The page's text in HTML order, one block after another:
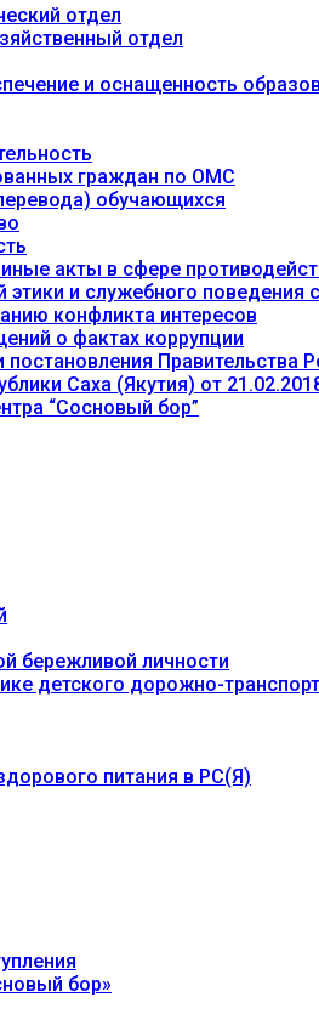
отдел
отдел
и оснащенность
граждан по ОМС
обучающихся
акты в сфере
и служебного поведения
конфликта интересов
о фактах коррупции
Правительства
Саха (Якутия) от
“Сосновый бор”
бережливой личности
детского дорожно-
питания в РС(Я)
бор»